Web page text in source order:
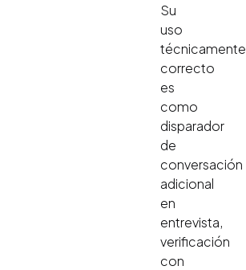
Su
uso
técnicamente
correcto
es
como
disparador
de
conversación
adicional
en
entrevista,
verificación
con